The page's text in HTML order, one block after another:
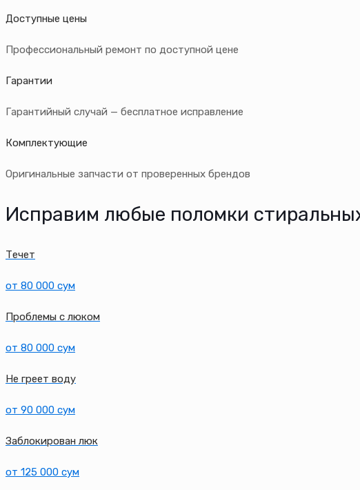
Доступные цены
Профессиональный ремонт по доступной цене
Гарантии
Гарантийный случай — бесплатное исправление
Комплектующие
Оригинальные запчасти от проверенных брендов
Исправим любые поломки
Течет
от 80 000 сум
Проблемы с люком
от 80 000 сум
Не греет воду
от 90 000 сум
Заблокирован люк
от 125 000 сум